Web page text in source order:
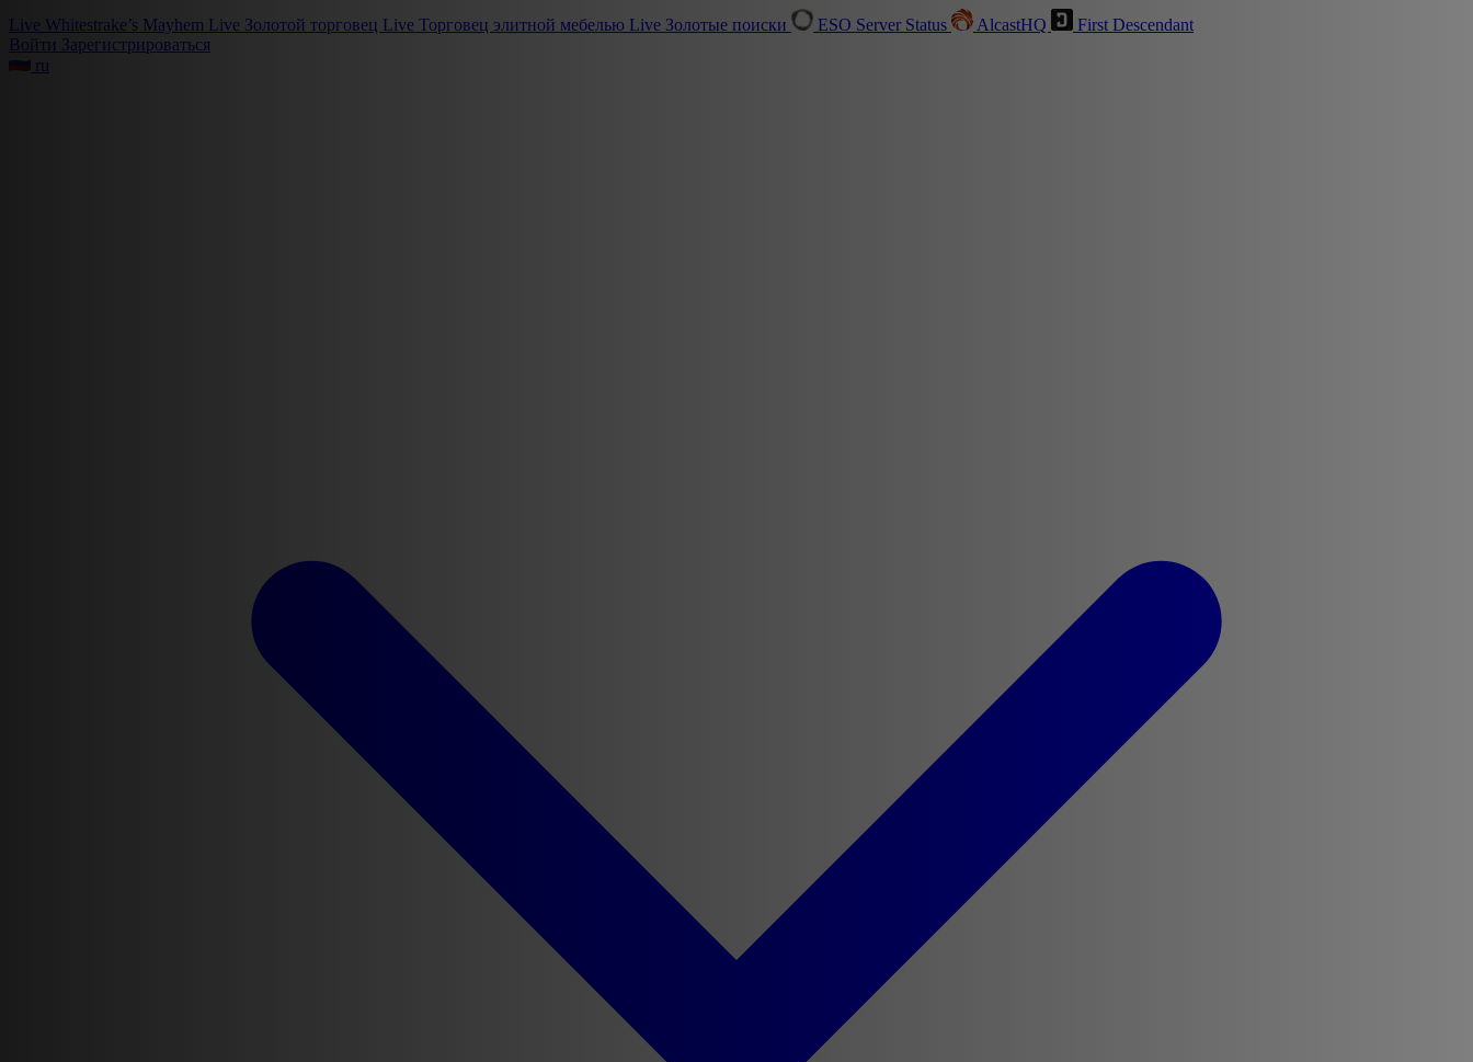
Live Whitestrake’s Mayhem Live Золотой торговец Live Торговец элитной мебелью Live Золотые поиски ESO Server Status AlcastHQ
First Descendant
Войти Зарегистрироваться
ru